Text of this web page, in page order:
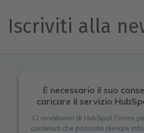
Iscriviti alla
È necessario il suo
caricare il servizio
Ci avvaliamo di HubSpot Forms
contenuti che possono rilevare